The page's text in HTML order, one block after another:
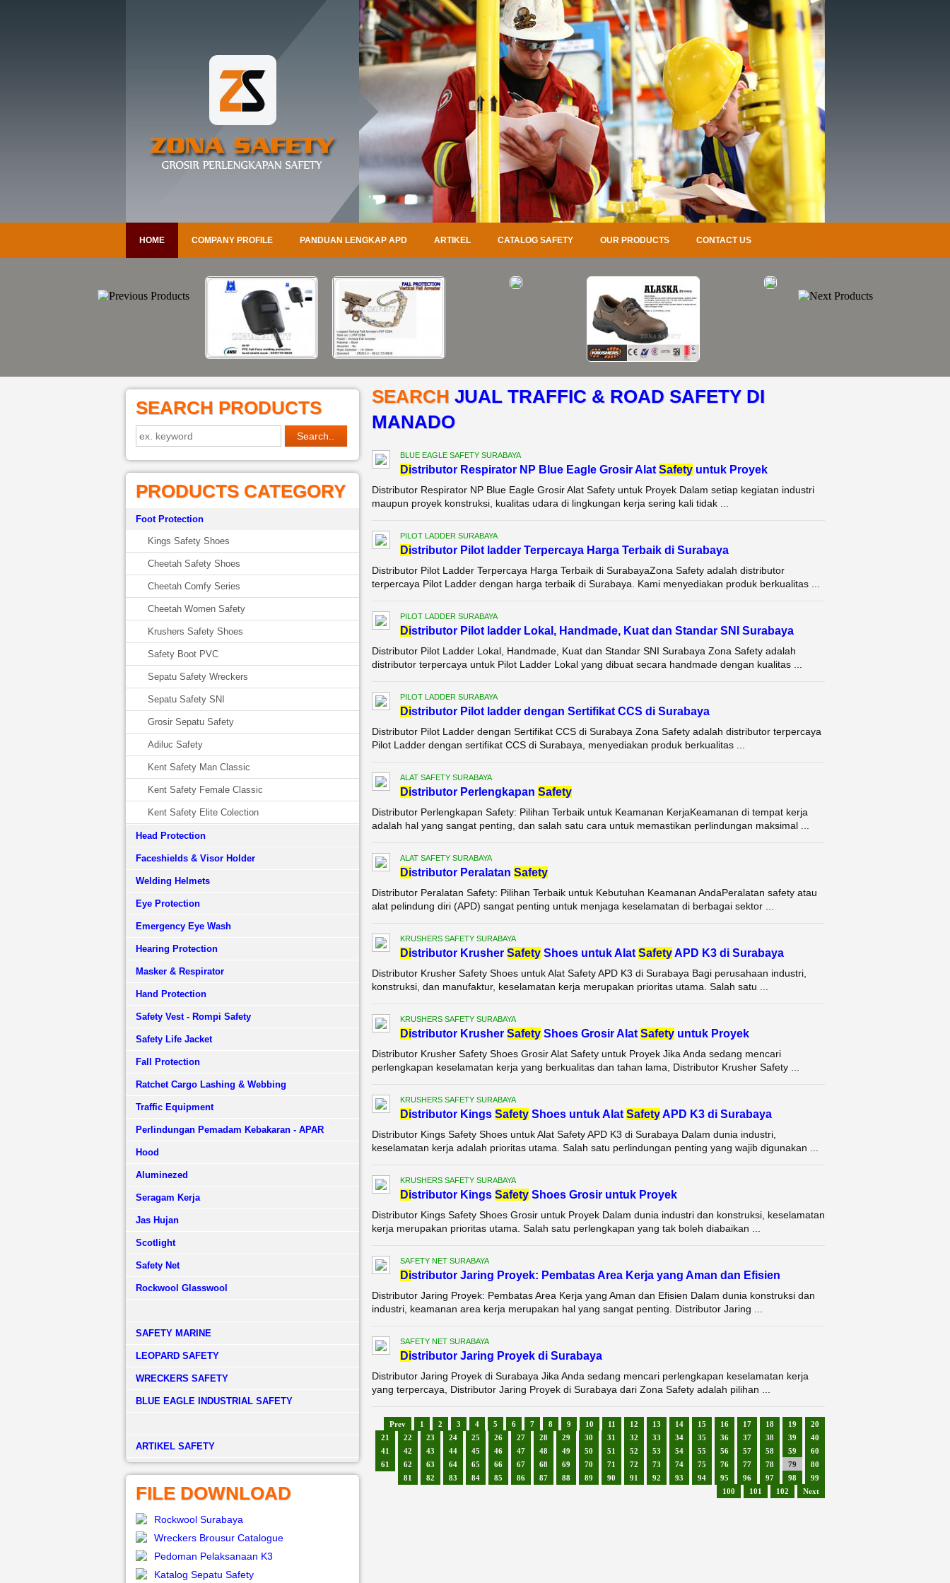
HOME COMPANY PROFILE PANDUAN LENGKAP APD ARTIKEL CATALOG SAFETY OUR PRODUCTS CONTACT US
SEARCH PRODUCTS
PRODUCTS CATEGORY
Foot Protection
Kings Safety Shoes
Cheetah Safety Shoes
Cheetah Comfy Series
Cheetah Women Safety
Krushers Safety Shoes
Safety Boot PVC
Sepatu Safety Wreckers
Sepatu Safety SNI
Grosir Sepatu Safety
Adiluc Safety
Kent Safety Man Classic
Kent Safety Female Classic
Kent Safety Elite Colection
Head Protection
Faceshields & Visor Holder
Welding Helmets
Eye Protection
Emergency Eye Wash
Hearing Protection
Masker & Respirator
Hand Protection
Safety Vest - Rompi Safety
Safety Life Jacket
Fall Protection
Ratchet Cargo Lashing & Webbing
Traffic Equipment
Perlindungan Pemadam Kebakaran - APAR
Hood
Aluminezed
Seragam Kerja
Jas Hujan
Scotlight
Safety Net
Rockwool Glasswool
SAFETY MARINE
LEOPARD SAFETY
WRECKERS SAFETY
BLUE EAGLE INDUSTRIAL SAFETY
­ARTIKEL SAFETY
FILE DOWNLOAD
Rockwool Surabaya
Wreckers Brousur Catalogue
Pedoman Pelaksanaan K3
Katalog Sepatu Safety
SEARCH JUAL TRAFFIC & ROAD SAFETY DI
MANADO
BLUE EAGLE SAFETY SURABAYA
Distributor Respirator NP Blue Eagle Grosir Alat Safetyuntuk Proyek
Distributor Respirator NP Blue Eagle Grosir Alat Safety untuk Proyek Dalam setiap kegiatan industri
maupun proyek konstruksi, kualitas udara di lingkungan kerja sering kali tidak ...
PILOT LADDER SURABAYA
Distributor Pilot ladder Terpercaya Harga Terbaik di Surabaya
Distributor Pilot Ladder Terpercaya Harga Terbaik di SurabayaZona Safety adalah distributor
terpercaya Pilot Ladder dengan harga terbaik di Surabaya. Kami menyediakan produk berkualitas ...
PILOT LADDER SURABAYA
Distributor Pilot ladder Lokal, Handmade, Kuat dan Standar SNI Surabaya
Distributor Pilot Ladder Lokal, Handmade, Kuat dan Standar SNI Surabaya Zona Safety adalah
distributor terpercaya untuk Pilot Ladder Lokal yang dibuat secara handmade dengan kualitas ...
PILOT LADDER SURABAYA
Distributor Pilot ladder dengan Sertifikat CCS di Surabaya
Distributor Pilot Ladder dengan Sertifikat CCS di Surabaya Zona Safety adalah distributor terpercaya
Pilot Ladder dengan sertifikat CCS di Surabaya, menyediakan produk berkualitas ...
ALAT SAFETY SURABAYA
Distributor Perlengkapan Safety
Distributor Perlengkapan Safety: Pilihan Terbaik untuk Keamanan KerjaKeamanan di tempat kerja
adalah hal yang sangat penting, dan salah satu cara untuk memastikan perlindungan maksimal ...
ALAT SAFETY SURABAYA
Distributor Peralatan Safety
Distributor Peralatan Safety: Pilihan Terbaik untuk Kebutuhan Keamanan AndaPeralatan safety atau
alat pelindung diri (APD) sangat penting untuk menjaga keselamatan di berbagai sektor ...
KRUSHERS SAFETY SURABAYA
Distributor Krusher SafetyShoes untuk Alat SafetyAPD K3 di Surabaya
Distributor Krusher Safety Shoes untuk Alat Safety APD K3 di Surabaya Bagi perusahaan industri,
konstruksi, dan manufaktur, keselamatan kerja merupakan prioritas utama. Salah satu ...
KRUSHERS SAFETY SURABAYA
Distributor Krusher SafetyShoes Grosir Alat Safetyuntuk Proyek
Distributor Krusher Safety Shoes Grosir Alat Safety untuk Proyek Jika Anda sedang mencari
perlengkapan keselamatan kerja yang berkualitas dan tahan lama, Distributor Krusher Safety ...
KRUSHERS SAFETY SURABAYA
Distributor Kings SafetyShoes untuk Alat SafetyAPD K3 di Surabaya
Distributor Kings Safety Shoes untuk Alat Safety APD K3 di Surabaya Dalam dunia industri,
keselamatan kerja adalah prioritas utama. Salah satu perlindungan penting yang wajib digunakan ...
KRUSHERS SAFETY SURABAYA
Distributor Kings SafetyShoes Grosir untuk Proyek
Distributor Kings Safety Shoes Grosir untuk Proyek Dalam dunia industri dan konstruksi, keselamatan
kerja merupakan prioritas utama. Salah satu perlengkapan yang tak boleh diabaikan ...
SAFETY NET SURABAYA
Distributor Jaring Proyek: Pembatas Area Kerja yang Aman dan Efisien
Distributor Jaring Proyek: Pembatas Area Kerja yang Aman dan Efisien Dalam dunia konstruksi dan
industri, keamanan area kerja merupakan hal yang sangat penting. Distributor Jaring ...
SAFETY NET SURABAYA
Distributor Jaring Proyek di Surabaya
Distributor Jaring Proyek di Surabaya Jika Anda sedang mencari perlengkapan keselamatan kerja
yang terpercaya, Distributor Jaring Proyek di Surabaya dari Zona Safety adalah pilihan ...
Prev 1 2 3 4 5 6 7 8 9 10 11 12 13 14 15 16 17 18 19
20
21
22 23 24 25 26 27 28 29 30 31 32 33 34 35 36 37 38 39
40
41
42 43 44 45 46 47 48 49 50 51 52 53 54 55 56 57 58 59
60
61
62 63 64 65 66 67 68 69 70 71 72 73 74 75 76 77 78 79
80
81
82 83 84 85 86 87 88 89 90 91 92 93 94 95 96 97 98
99
100
101 102 Next